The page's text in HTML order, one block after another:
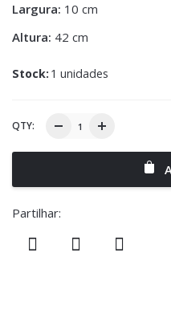
Largura: 10 cm
Altura: 42 cm
Stock: 1 unidades
QTY:
Partilhar: